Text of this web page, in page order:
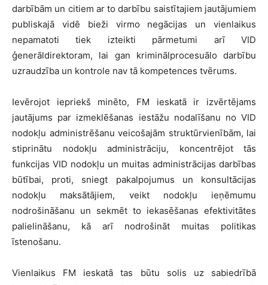
darbībām un citiem ar to darbību saistītajiem jautājumiem
publiskajā vidē bieži virmo negācijas un vienlaikus
nepamatoti tiek izteikti pārmetumi arī VID
ģenerāldirektoram, lai gan kriminālprocesuālo darbību
uzraudzība un kontrole nav tā kompetences tvērums.
Ievērojot iepriekš minēto, FM ieskatā ir izvērtējams
jautājums par izmeklēšanas iestāžu nodalīšanu no VID
nodokļu administrēšanu veicošajām struktūrvienībām, lai
stiprinātu nodokļu administrāciju, koncentrējot tās
funkcijas VID nodokļu un muitas administrācijas darbības
būtībai, proti, sniegt pakalpojumus un konsultācijas
nodokļu maksātājiem, veikt nodokļu ieņēmumu
nodrošināšanu un sekmēt to iekasēšanas efektivitātes
palielināšanu, kā arī nodrošināt muitas politikas
īstenošanu.
Vienlaikus FM ieskatā tas būtu solis uz sabiedrībā